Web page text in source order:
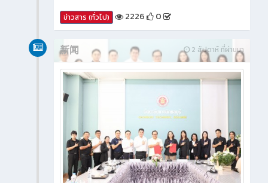
ข่าวสาร (ทั่วไป) 2226 0
2 สัปดาห์ ที่ผ่านมา
新闻